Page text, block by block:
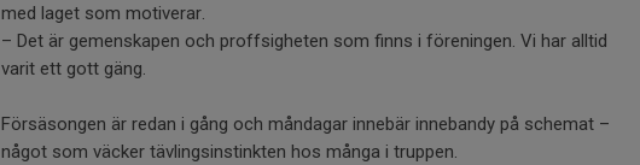
med laget som motiverar.
– Det är gemenskapen och proffsigheten som finns i föreningen. Vi har alltid
varit ett gott gäng.
Försäsongen är redan i gång och måndagar innebär innebandy på schemat –
något som väcker tävlingsinstinkten hos många i truppen.